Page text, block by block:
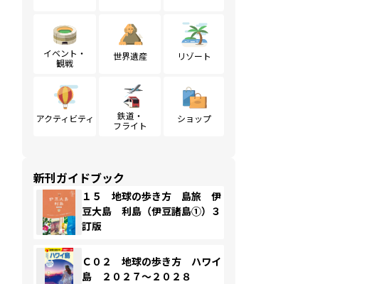
イベント・
観戦
世界遺産 リゾート
アクティビティ
鉄道・
フライト
ショップ
新刊ガイドブック
１５ 地球の歩き方 島旅 伊
豆大島 利島（伊豆諸島①）３
訂版
Ｃ０２ 地球の歩き方 ハワイ
島 ２０２７～２０２８